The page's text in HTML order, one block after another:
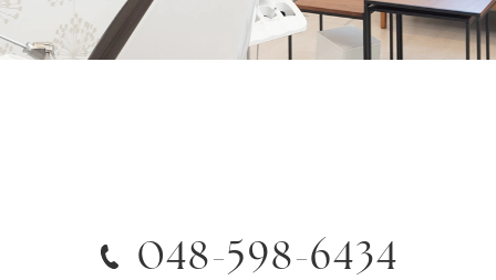
048-598-6434